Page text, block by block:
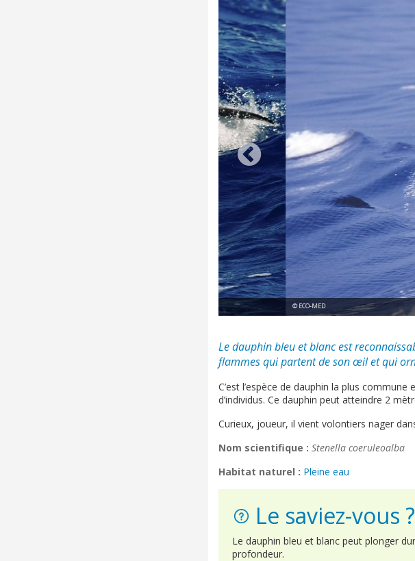
© ECO-MED
Le dauphin bleu et blanc est
flammes qui partent de son œil et qui
C’est l’espèce de dauphin la plus
d’individus. Ce dauphin peut atteindre 2
Curieux, joueur, il vient volontiers nager
Nom scientifique : Stenella coeruleoalba
Habitat naturel : Pleine eau
Le saviez-vous ?
Le dauphin bleu et blanc peut plonger
profondeur.